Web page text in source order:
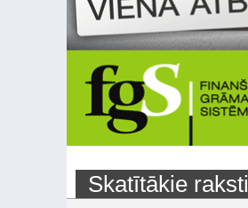
Skatītākie raksti